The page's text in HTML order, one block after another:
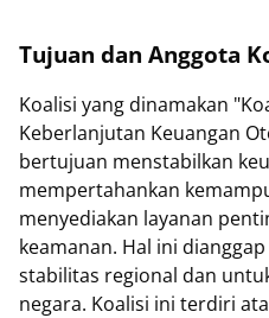
Tujuan dan Anggota
Koalisi yang dinamakan
Keberlanjutan Keuangan
bertujuan menstabilkan
mempertahankan
menyediakan layanan
keamanan. Hal ini
stabilitas regional dan
negara. Koalisi ini terdiri